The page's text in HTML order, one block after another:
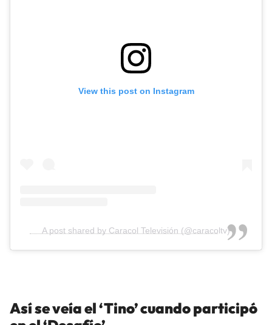
View this post on Instagram
A post shared by Caracol Televisión (@caracoltv)
Así se veía el ‘Tino’ cuando participó